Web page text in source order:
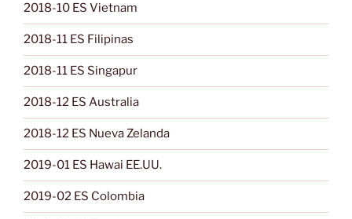
2018-10 ES Vietnam
2018-11 ES Filipinas
2018-11 ES Singapur
2018-12 ES Australia
2018-12 ES Nueva Zelanda
2019-01 ES Hawai EE.UU.
2019-02 ES Colombia